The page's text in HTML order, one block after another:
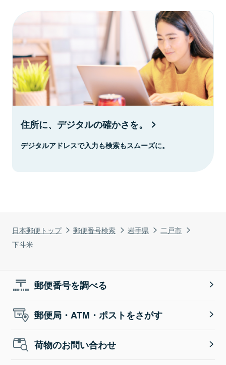
日本郵便トップ 郵便番号検索 岩手県
二戸市
下斗米
住所に、デジタルの確かさを。
デジタルアドレスで入力も検索もスムーズに。
郵便番号を調べる
郵便局・ATM・ポストをさがす
荷物のお問い合わせ